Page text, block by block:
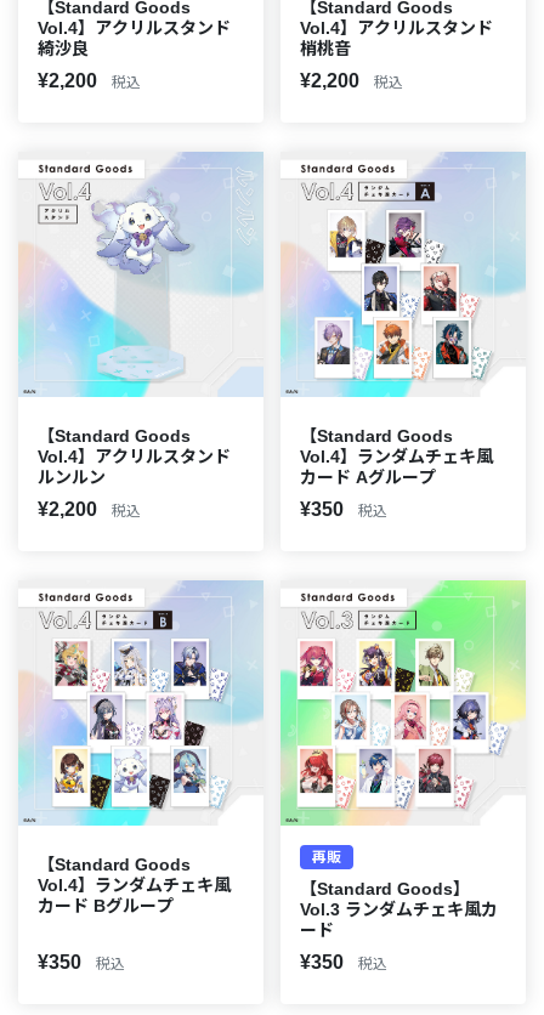
【Standard Goods
Vol.4】アクリルスタンド
綺沙良
¥2,200 税込
【Standard Goods
Vol.4】アクリルスタンド
梢桃音
¥2,200 税込
【Standard Goods
Vol.4】アクリルスタンド
ルンルン
¥2,200 税込
【Standard Goods
Vol.4】ランダムチェキ風
カード Aグループ
¥350 税込
【Standard Goods
Vol.4】ランダムチェキ風
カード Bグループ
¥350 税込
再販
【Standard Goods】
Vol.3 ランダムチェキ風カ
ード
¥350 税込